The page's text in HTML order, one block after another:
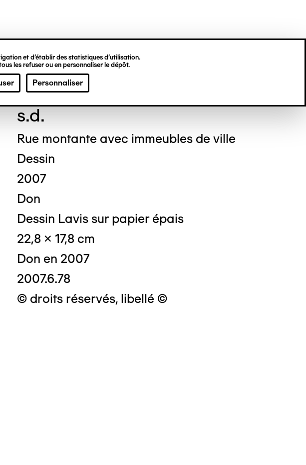
et d’établir des statistiques d’utilisation.
les refuser ou en personnaliser le dépôt.
Personnaliser
Frederick BREYDERT
s.d.
Rue montante avec immeubles de ville
Dessin
2007
Don
Dessin Lavis sur papier épais
22,8 x 17,8 cm
Don en 2007
2007.6.78
© droits réservés, libellé ©